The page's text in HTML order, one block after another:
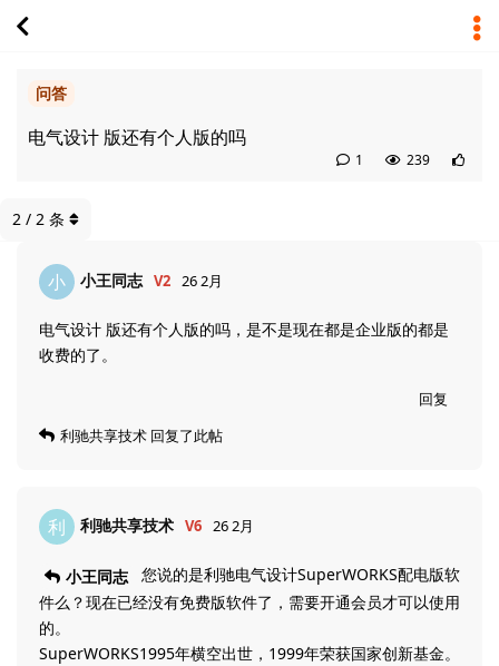
问答
电气设计 版还有个人版的吗
1 239
2 / 2 条
小 小王同志 V2 26 2月
电气设计 版还有个人版的吗，是不是现在都是企业版的都是
收费的了。
回复
利驰共享技术 回复了此帖
利 利驰共享技术 V6 26 2月
小王同志
您说的是利驰电气设计SuperWORKS配电版软
件么？现在已经没有免费版软件了，需要开通会员才可以使用
的。
SuperWORKS1995年横空出世，1999年荣获国家创新基金。